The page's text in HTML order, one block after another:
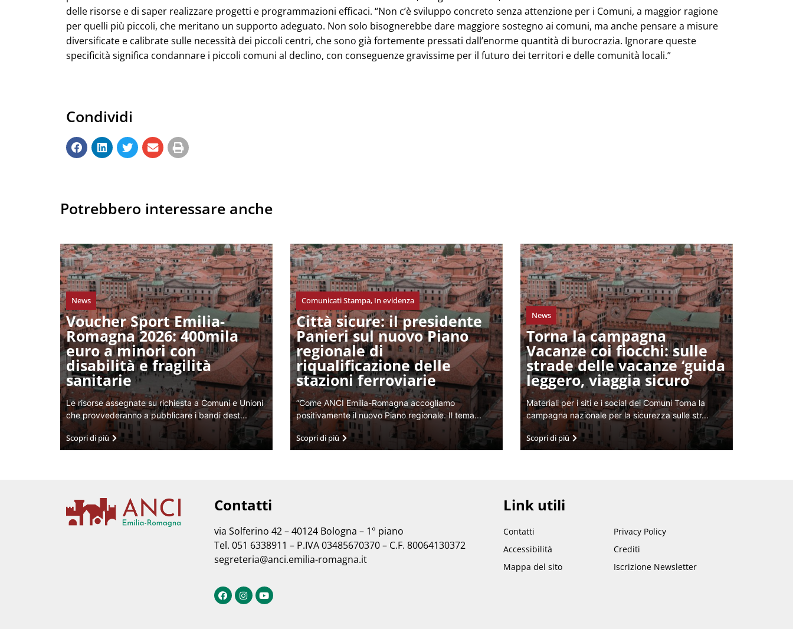
delle risorse e di saper realizzare progetti e programmazioni efficaci. “Non c’è sviluppo concreto senza attenzione per i Comuni, a maggior ragione
per quelli più piccoli, che meritano un supporto adeguato. Non solo bisognerebbe dare maggiore sostegno ai comuni, ma anche pensare a misure
diversificate e calibrate sulle necessità dei piccoli centri, che sono già fortemente pressati dall’enorme quantità di burocrazia. Ignorare queste
specificità significa condannare i piccoli comuni al declino, con conseguenze gravissime per il futuro dei territori e delle comunità locali.”
Condividi
Potrebbero interessare anche
News
Voucher Sport Emilia-
Romagna 2026: 400mila
euro a minori con
disabilità e fragilità
sanitarie
Le risorse assegnate su richiesta a Comuni e Unioni
che provvederanno a pubblicare i bandi dest...
Scopri di più
Comunicati Stampa, In evidenza
Città sicure: il presidente
Panieri sul nuovo Piano
regionale di
riqualificazione delle
stazioni ferroviarie
“Come ANCI Emilia-Romagna accogliamo
positivamente il nuovo Piano regionale. Il tema...
Scopri di più
News
Torna la campagna
Vacanze coi fiocchi: sulle
strade delle vacanze ‘guida
leggero, viaggia sicuro’
Materiali per i siti e i social dei Comuni Torna la
campagna nazionale per la sicurezza sulle str...
Scopri di più
Contatti
via Solferino 42 – 40124 Bologna – 1° piano
Tel. 051 6338911 – P.IVA 03485670370 – C.F. 80064130372
segreteria@anci.emilia-romagna.it
Link utili
Contatti
Accessibilità
Mappa del sito
Privacy Policy
Crediti
Iscrizione Newsletter